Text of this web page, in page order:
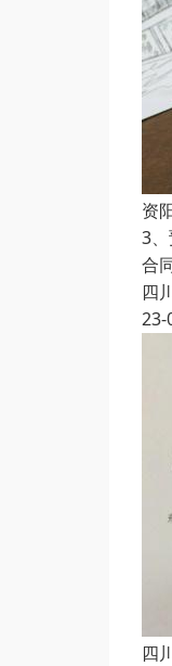
资
3
合
四
23-
四